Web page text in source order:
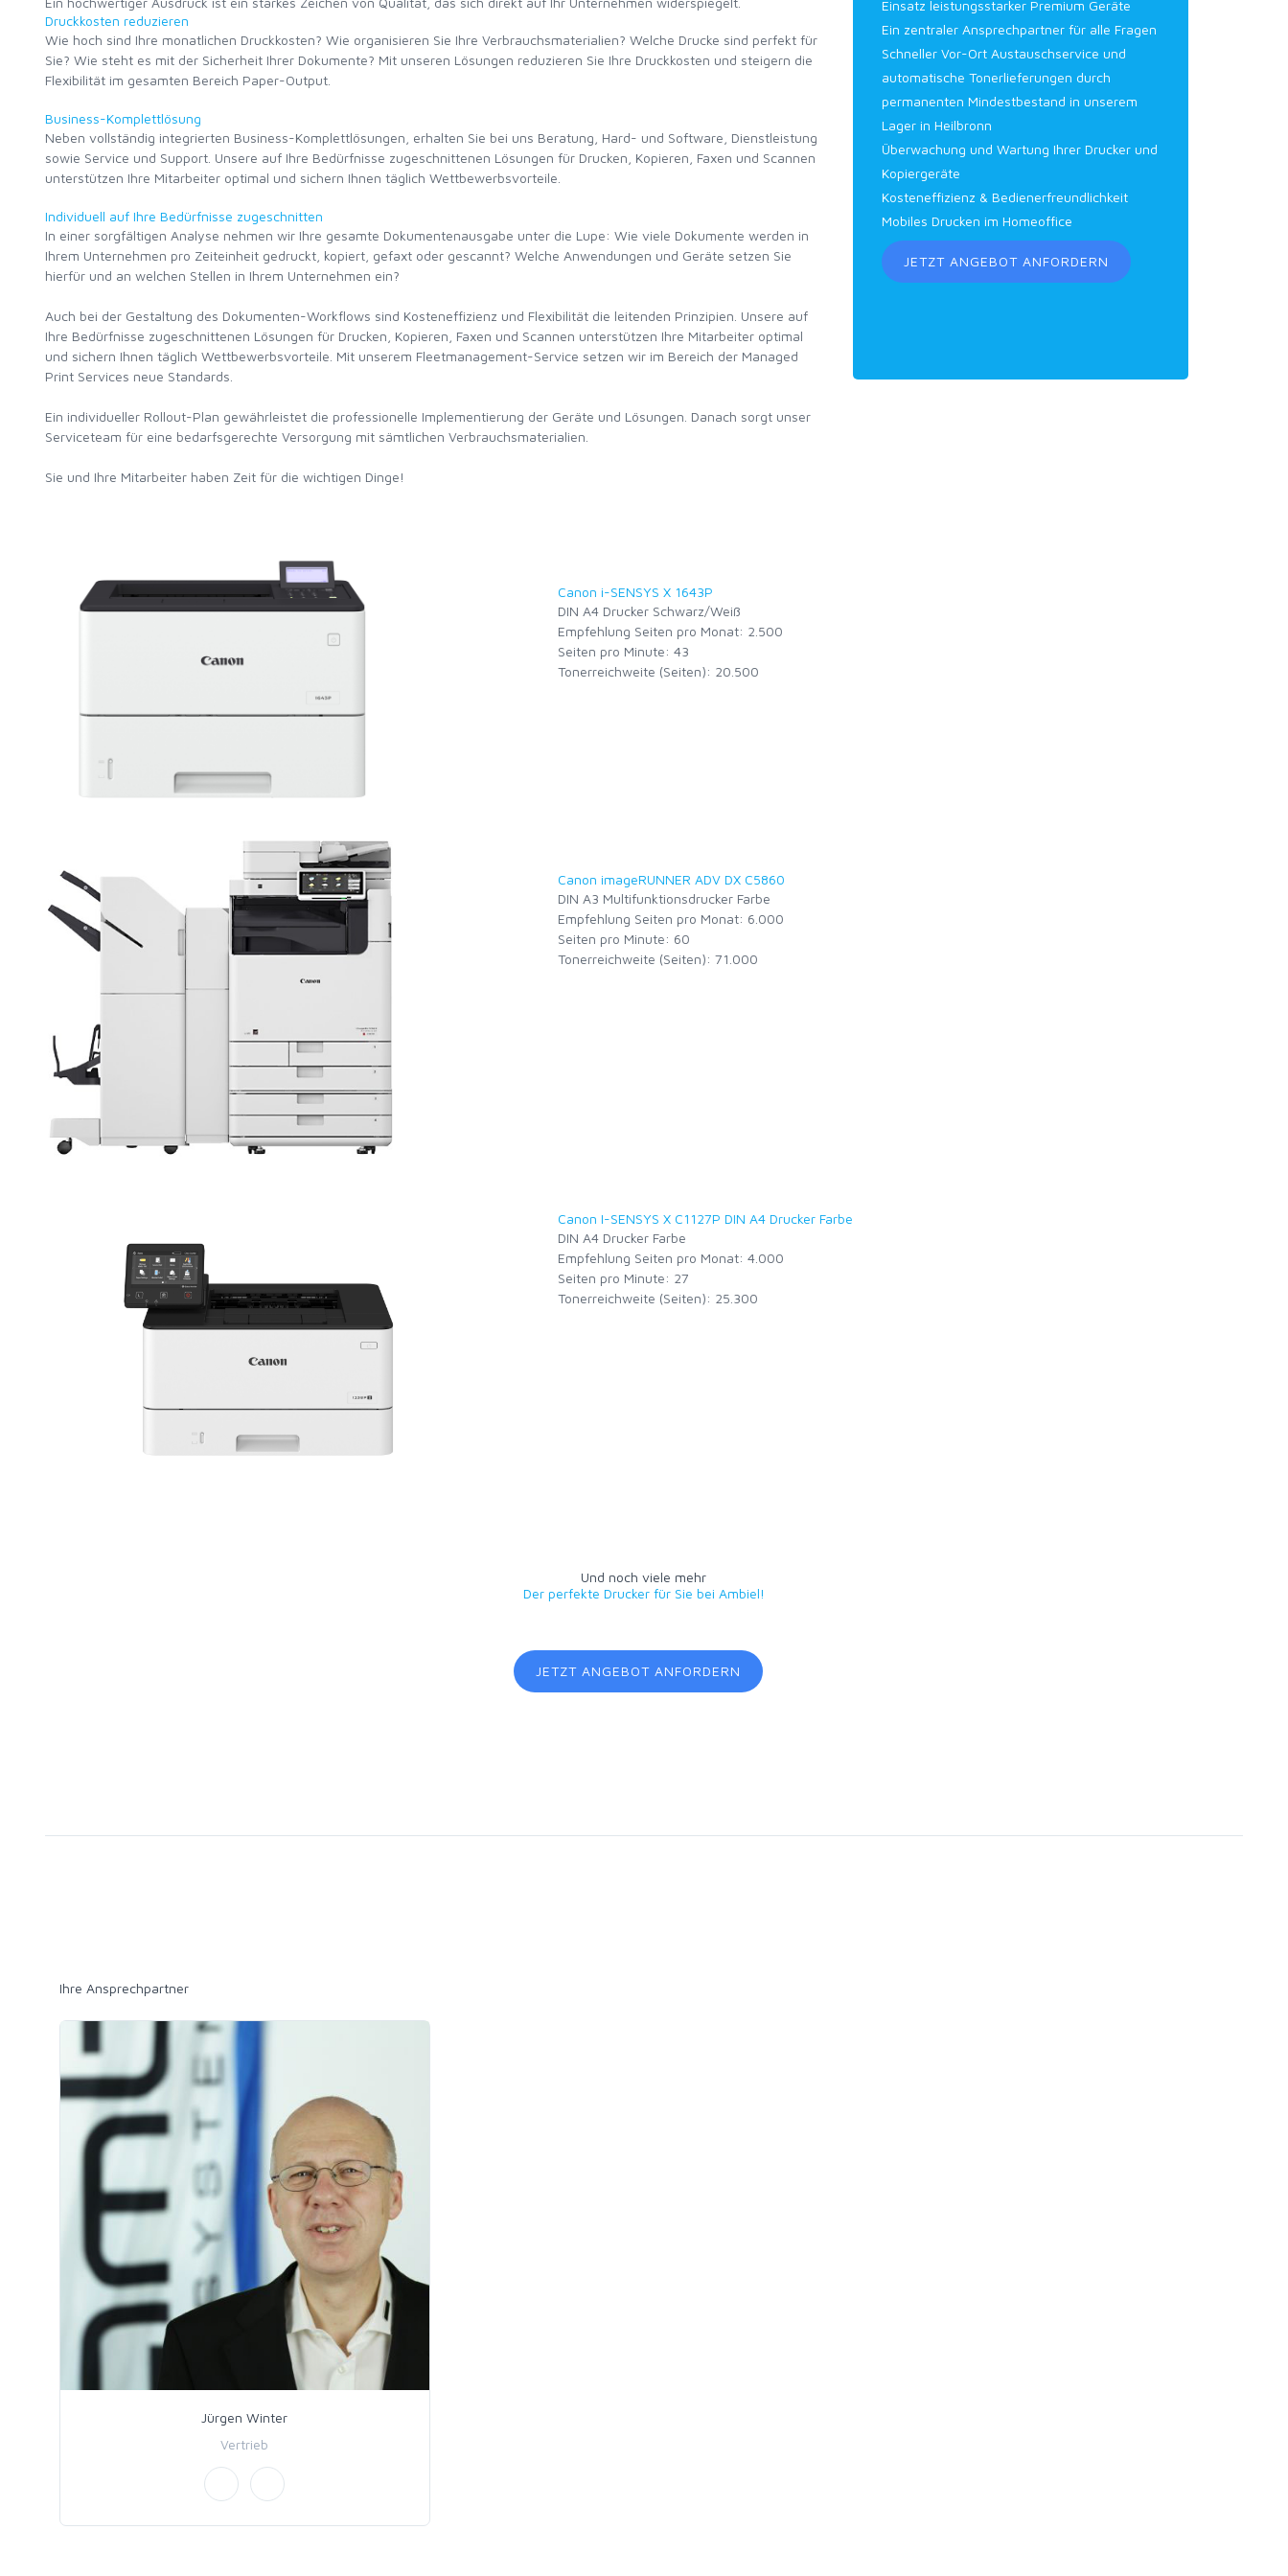
Druckkosten reduzieren
Wie hoch sind Ihre monatlichen Druckkosten? Wie organisieren Sie Ihre Verbrauchsmaterialien? Welche Drucke sind perfekt für
Sie? Wie steht es mit der Sicherheit Ihrer Dokumente? Mit unseren Lösungen reduzieren Sie Ihre Druckkosten und steigern die
Flexibilität im gesamten Bereich Paper-Output.
Business-Komplettlösung
Neben vollständig integrierten Business-Komplettlösungen, erhalten Sie bei uns Beratung, Hard- und Software, Dienstleistung
sowie Service und Support. Unsere auf Ihre Bedürfnisse zugeschnittenen Lösungen für Drucken, Kopieren, Faxen und Scannen
unterstützen Ihre Mitarbeiter optimal und sichern Ihnen täglich Wettbewerbsvorteile.
Individuell auf Ihre Bedürfnisse zugeschnitten
In einer sorgfältigen Analyse nehmen wir Ihre gesamte Dokumentenausgabe unter die Lupe: Wie viele Dokumente werden in
Ihrem Unternehmen pro Zeiteinheit gedruckt, kopiert, gefaxt oder gescannt? Welche Anwendungen und Geräte setzen Sie
hierfür und an welchen Stellen in Ihrem Unternehmen ein?
Auch bei der Gestaltung des Dokumenten-Workflows sind Kosteneffizienz und Flexibilität die leitenden Prinzipien. Unsere auf
Ihre Bedürfnisse zugeschnittenen Lösungen für Drucken, Kopieren, Faxen und Scannen unterstützen Ihre Mitarbeiter optimal
und sichern Ihnen täglich Wettbewerbsvorteile. Mit unserem Fleetmanagement-Service setzen wir im Bereich der Managed
Print Services neue Standards.
Ein individueller Rollout-Plan gewährleistet die professionelle Implementierung der Geräte und Lösungen. Danach sorgt unser
Serviceteam für eine bedarfsgerechte Versorgung mit sämtlichen Verbrauchsmaterialien.
Sie und Ihre Mitarbeiter haben Zeit für die wichtigen Dinge!
Einsatz leistungsstarker Premium Geräte
Ein zentraler Ansprechpartner für alle Fragen
Schneller Vor-Ort Austauschservice und
automatische Tonerlieferungen durch
permanenten Mindestbestand in unserem
Lager in Heilbronn
Überwachung und Wartung Ihrer Drucker und
Kopiergeräte
Kosteneffizienz & Bedienerfreundlichkeit
Mobiles Drucken im Homeoffice
JETZT ANGEBOT ANFORDERN
Canon i-SENSYS X 1643P
DIN A4 Drucker Schwarz/Weiß
Empfehlung Seiten pro Monat: 2.500
Seiten pro Minute: 43
Tonerreichweite (Seiten): 20.500
Canon imageRUNNER ADV DX C5860
DIN A3 Multifunktionsdrucker Farbe
Empfehlung Seiten pro Monat: 6.000
Seiten pro Minute: 60
Tonerreichweite (Seiten): 71.000
Canon I-SENSYS X C1127P DIN A4 Drucker Farbe
DIN A4 Drucker Farbe
Empfehlung Seiten pro Monat: 4.000
Seiten pro Minute: 27
Tonerreichweite (Seiten): 25.300
Und noch viele mehr
Der perfekte Drucker für Sie bei Ambiel!
JETZT ANGEBOT ANFORDERN
Ihre Ansprechpartner
Jürgen Winter
Vertrieb